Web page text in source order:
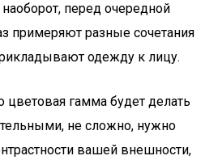
перед очередной
примеряют разные сочетания
одежду к лицу.
цветовая гамма будет делать
не сложно, нужно
вашей внешности,